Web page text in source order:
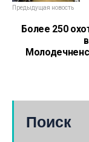
Предыдущая новость
Более 250
Поиск